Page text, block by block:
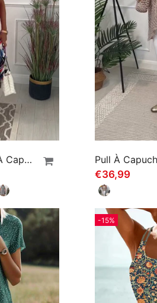
Robe Décontractée À Capuche Et Manches Courtes
€36,99
-15%